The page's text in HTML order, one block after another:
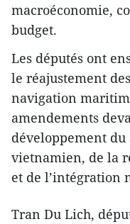
macroéconomie,
budget.
Les députés ont
le réajustement
navigation
amendements
développement
vietnamien, de la
et de l’intégration
Tran Du Lich,